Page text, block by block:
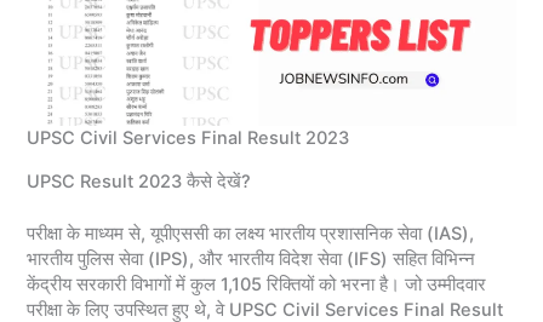
UPSC Civil Services Final Result 2023
UPSC Result 2023 कैसे देखें?
परीक्षा के माध्यम से, यूपीएससी का लक्ष्य भारतीय प्रशासनिक सेवा (IAS),
भारतीय पुलिस सेवा (IPS), और भारतीय विदेश सेवा (IFS) सहित विभिन्न
केंद्रीय सरकारी विभागों में कुल 1,105 रिक्तियों को भरना है। जो उम्मीदवार
परीक्षा के लिए उपस्थित हुए थे, वे UPSC Civil Services Final Result